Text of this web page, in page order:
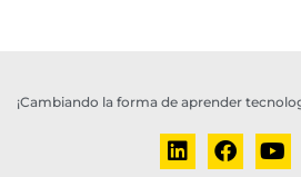
¡Cambiando la forma de aprender